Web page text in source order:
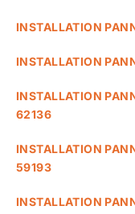
INSTALLATION
INSTALLATION
INSTALLATION
62136
INSTALLATION
59193
INSTALLATION